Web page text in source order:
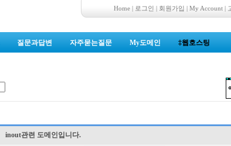
Home | 로그인 | 회원가입 | My Account |
질문과답변 자주묻는질문 My도메인 ‡웹호스팅
inout관련 도메인입니다.